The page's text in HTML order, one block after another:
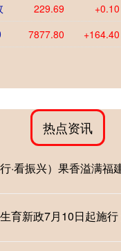
229.69 +0.10
7877.80 +164.40
热点资讯
·看振兴）果香溢满福
育新政7月10日起施行